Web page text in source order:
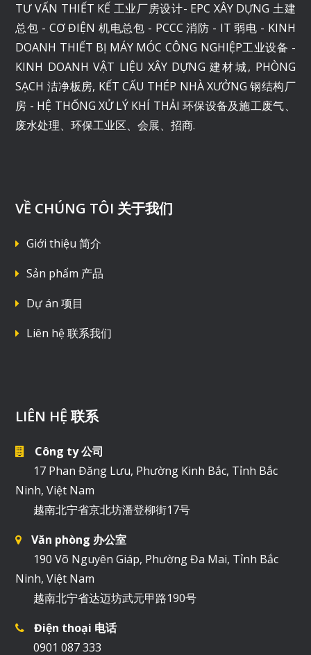
TƯ VẤN THIẾT KẾ 工业厂房设计- EPC XÂY DỰNG 土建
总包 - CƠ ĐIỆN 机电总包 - PCCC 消防 - IT 弱电 - KINH
DOANH THIẾT BỊ MÁY MÓC CÔNG NGHIỆP工业设备 -
KINH DOANH VẬT LIỆU XÂY DỰNG 建材城, PHÒNG
SẠCH 洁净板房, KẾT CẤU THÉP NHÀ XƯỞNG 钢结构厂
房 - HỆ THỐNG XỬ LÝ KHÍ THẢI 环保设备及施工废气、
废水处理、环保工业区、会展、招商.
VỀ CHÚNG TÔI 关于我们
Giới thiệu 简介
Sản phẩm 产品
Dự án 项目
Liên hệ 联系我们
LIÊN HỆ 联系
Công ty 公司
17 Phan Đăng Lưu, Phường Kinh Bắc, Tỉnh Bắc
Ninh, Việt Nam
越南北宁省京北坊潘登柳街17号
Văn phòng 办公室
190 Võ Nguyên Giáp, Phường Đa Mai, Tỉnh Bắc
Ninh, Việt Nam
越南北宁省达迈坊武元甲路190号
Điện thoại 电话
0901 087 333